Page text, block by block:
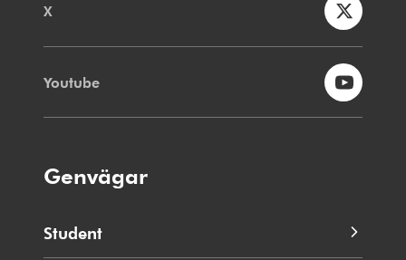
X
Youtube
Genvägar
Student